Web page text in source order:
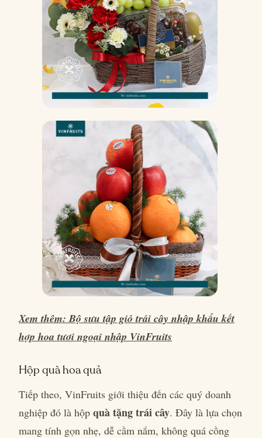
Xem thêm: Bộ sưu tập giỏ trái cây nhập khẩu kết
hợp hoa tươi ngoại nhập VinFruits
Hộp quà hoa quả
Tiếp theo, VinFruits giới thiệu đến các quý doanh
nghiệp đó là hộp quà tặng trái cây. Đây là lựa chọn
mang tính gọn nhẹ, dễ cầm nắm, không quá cồng